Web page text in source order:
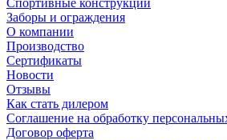
Заборы и ограждения
О компании
Производство
Сертификаты
Новости
Отзывы
Как стать дилером
Соглашение на обработку
Договор оферта